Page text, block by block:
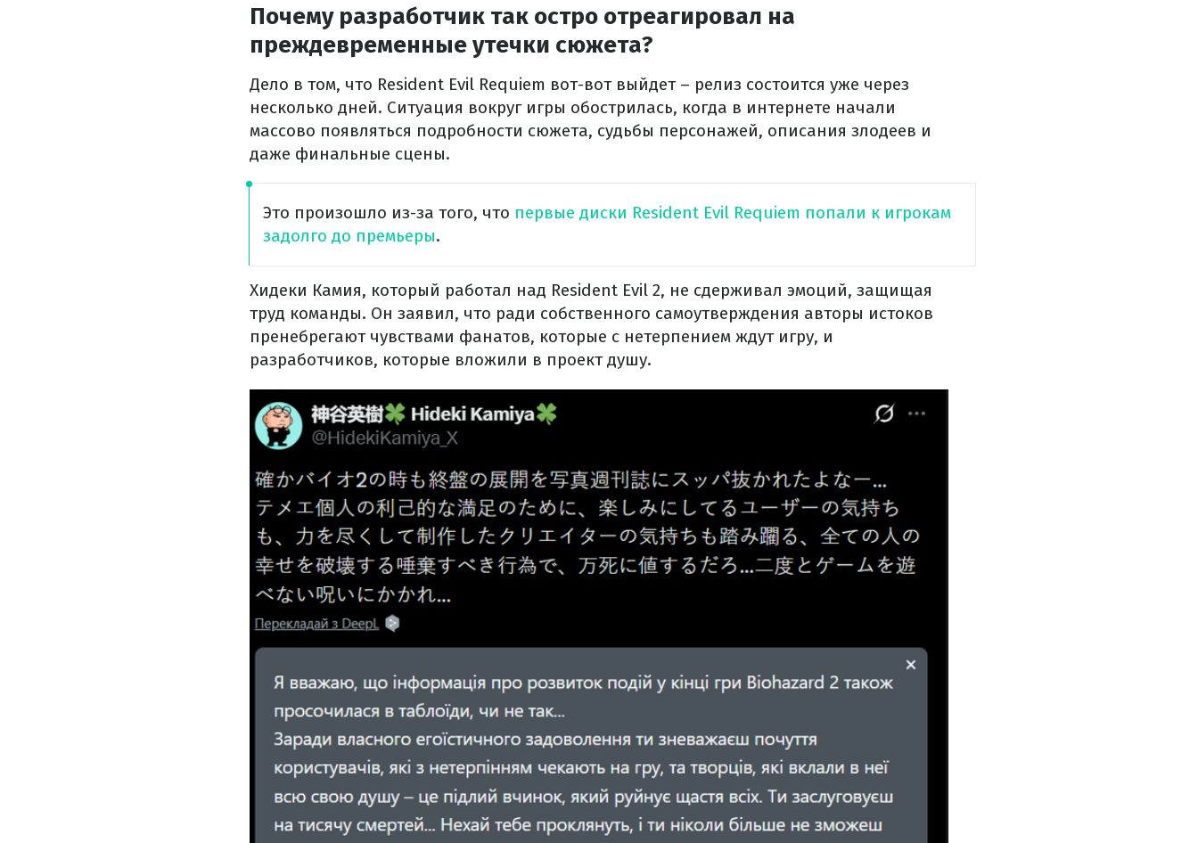
Почему разработчик так остро отреагировал на
преждевременные утечки сюжета?
Дело в том, что Resident Evil Requiem вот-вот выйдет – релиз состоится уже через
несколько дней. Ситуация вокруг игры обострилась, когда в интернете начали
массово появляться подробности сюжета, судьбы персонажей, описания злодеев и
даже финальные сцены.
Это произошло из-за того, что первые диски Resident Evil Requiem попали к игрокам
задолго до премьеры.
Хидеки Камия, который работал над Resident Evil 2, не сдерживал эмоций, защищая
труд команды. Он заявил, что ради собственного самоутверждения авторы истоков
пренебрегают чувствами фанатов, которые с нетерпением ждут игру, и
разработчиков, которые вложили в проект душу.